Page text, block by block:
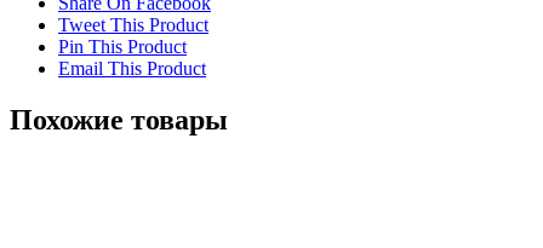
Tweet This Product
Pin This Product
Email This Product
Похожие товары